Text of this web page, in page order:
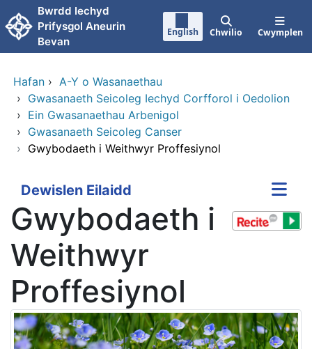
Neidio i'r prif gynnwy
Bwrdd Iechyd
Prifysgol Aneurin
Bevan
English Chwilio Cwymplen
Hafan › A-Y o Wasanaethau
› Gwasanaeth Seicoleg Iechyd Corfforol i Oedolion
› Ein Gwasanaethau Arbenigol
› Gwasanaeth Seicoleg Canser
› Gwybodaeth i Weithwyr Proffesiynol
Dewislen Eilaidd
Gwybodaeth i
Weithwyr
Proffesiynol